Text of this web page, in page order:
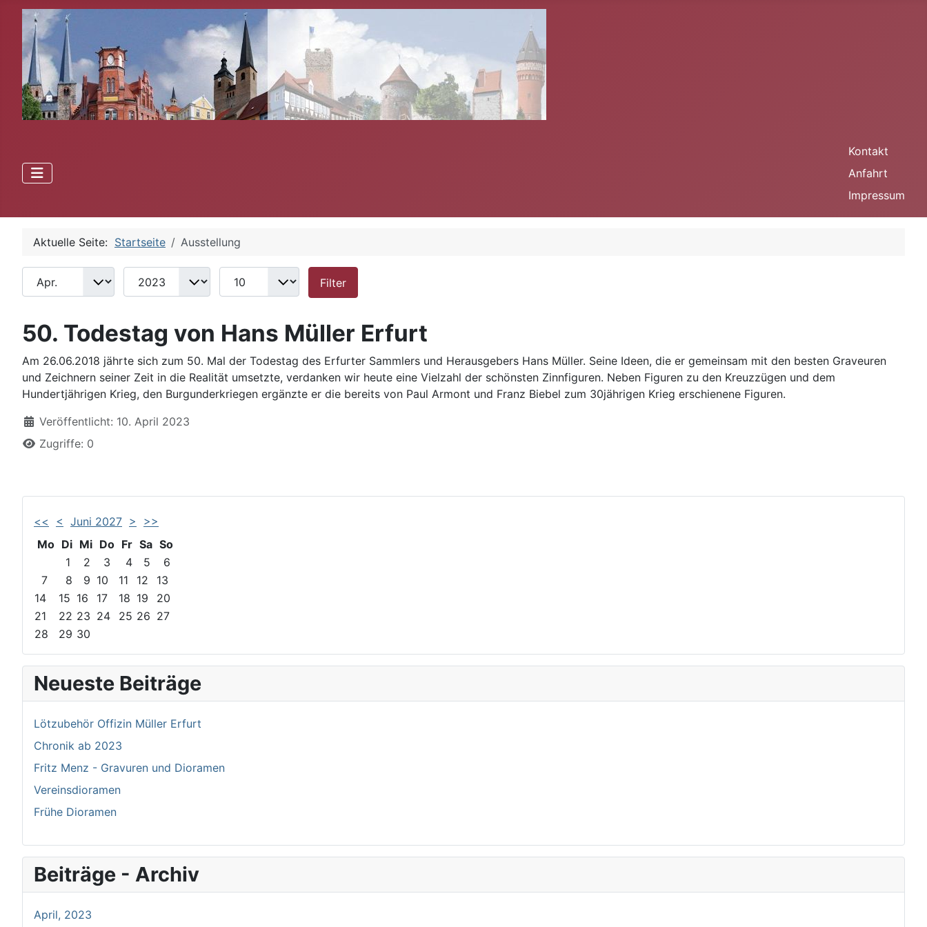
Kontakt
Anfahrt
Impressum
Aktuelle Seite: Startseite Ausstellung
Filter
Monat Jahr Anzeige #
Filter
50. Todestag von Hans Müller Erfurt
Am 26.06.2018 jährte sich zum 50. Mal der Todestag des Erfurter Sammlers und Herausgebers Hans Müller. Seine Ideen, die er gemeinsam mit den besten Graveuren
und Zeichnern seiner Zeit in die Realität umsetzte, verdanken wir heute eine Vielzahl der schönsten Zinnfiguren. Neben Figuren zu den Kreuzzügen und dem
Hundertjährigen Krieg, den Burgunderkriegen ergänzte er die bereits von Paul Armont und Franz Biebel zum 30jährigen Krieg erschienene Figuren.
Details
Veröffentlicht: 10. April 2023
Zugriffe: 0
<< < Juni 2027 >
>>
Mo Di Mi Do Fr Sa So
1
2 3 4 5
6
7
8 9 10 11 12
13
14
15 16 17 18 19
20
21
22 23 24 25 26 27
28
29 30
Neueste Beiträge
Lötzubehör Offizin Müller Erfurt
Chronik ab 2023
Fritz Menz - Gravuren und Dioramen
Vereinsdioramen
Frühe Dioramen
Beiträge - Archiv
April, 2023